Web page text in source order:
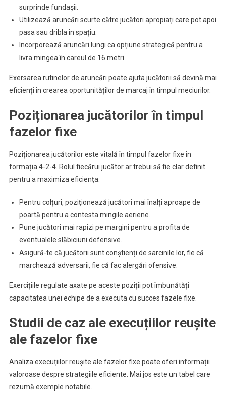
surprinde fundașii.
Utilizează aruncări scurte către jucători apropiați care pot apoi
pasa sau dribla în spațiu.
Incorporează aruncări lungi ca opțiune strategică pentru a
livra mingea în careul de 16 metri.
Exersarea rutinelor de aruncări poate ajuta jucătorii să devină mai
eficienți în crearea oportunităților de marcaj în timpul meciurilor.
Poziționarea jucătorilor în timpul
fazelor fixe
Poziționarea jucătorilor este vitală în timpul fazelor fixe în
formația 4-2-4. Rolul fiecărui jucător ar trebui să fie clar definit
pentru a maximiza eficiența.
Pentru colțuri, poziționează jucători mai înalți aproape de
poartă pentru a contesta mingile aeriene.
Pune jucători mai rapizi pe margini pentru a profita de
eventualele slăbiciuni defensive.
Asigură-te că jucătorii sunt conștienți de sarcinile lor, fie că
marchează adversarii, fie că fac alergări ofensive.
Exercițiile regulate axate pe aceste poziții pot îmbunătăți
capacitatea unei echipe de a executa cu succes fazele fixe.
Studii de caz ale execuțiilor reușite
ale fazelor fixe
Analiza execuțiilor reușite ale fazelor fixe poate oferi informații
valoroase despre strategiile eficiente. Mai jos este un tabel care
rezumă exemple notabile.